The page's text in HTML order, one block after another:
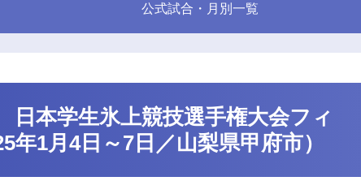
公式試合・月別一覧
本学生氷上競技選手権大会フィ
1月4日～7日／山梨県甲府市）